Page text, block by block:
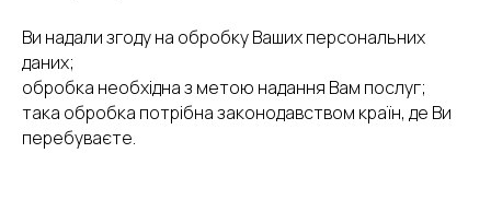
Ви надали згоду на обробку Ваших персональних
даних;
обробка необхідна з метою надання Вам послуг;
така обробка потрібна законодавством країн, де Ви
перебуваєте.